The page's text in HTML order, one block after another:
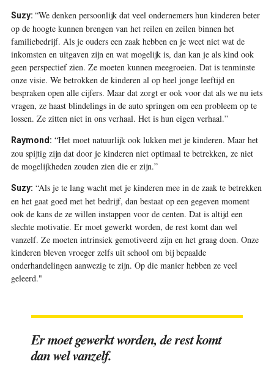
Suzy: “We denken persoonlijk dat veel ondernemers hun kinderen beter
op de hoogte kunnen brengen van het reilen en zeilen binnen het
familie­bedrijf. Als je ouders een zaak hebben en je weet niet wat de
inkomsten en uitgaven zijn en wat mogelijk is, dan kan je als kind ook
geen perspectief zien. Ze moeten kunnen meegroeien. Dat is tenminste
onze visie. We betrokken de kinderen al op heel jonge leeftijd en
bespraken open alle cijfers. Maar dat zorgt er ook voor dat als we nu iets
vragen, ze haast blindelings in de auto springen om een probleem op te
lossen. Ze zitten niet in ons verhaal. Het is hun eigen verhaal.”
Raymond: “Het moet natuurlijk ook lukken met je kinderen. Maar het
zou spijtig zijn dat door je kinderen niet optimaal te betrekken, ze niet
de mogelijkheden zouden zien die er zijn.”
Suzy: “Als je te lang wacht met je kinderen mee in de zaak te betrekken
en het gaat goed met het bedrijf, dan bestaat op een gegeven moment
ook de kans de ze willen instappen voor de centen. Dat is altijd een
slechte motivatie. Er moet gewerkt worden, de rest komt dan wel
vanzelf. Ze moeten intrinsiek gemotiveerd zijn en het graag doen. Onze
kinderen bleven vroeger zelfs uit school om bij bepaalde
onderhandelingen aanwezig te zijn. Op die manier hebben ze veel
geleerd."
Er moet gewerkt worden, de rest komt
dan wel vanzelf.